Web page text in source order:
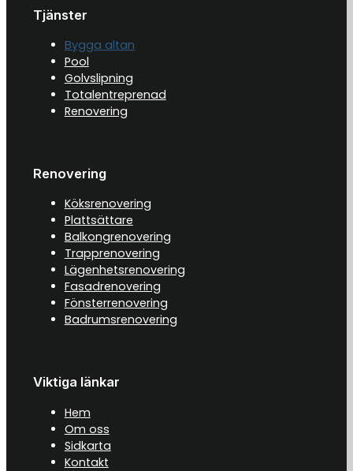
Tjänster
Bygga altan
Pool
Golvslipning
Totalentreprenad
Renovering
Renovering
Köksrenovering
Plattsättare
Balkongrenovering
Trapprenovering
Lägenhetsrenovering
Fasadrenovering
Fönsterrenovering
Badrumsrenovering
Viktiga länkar
Hem
Om oss
Sidkarta
Kontakt